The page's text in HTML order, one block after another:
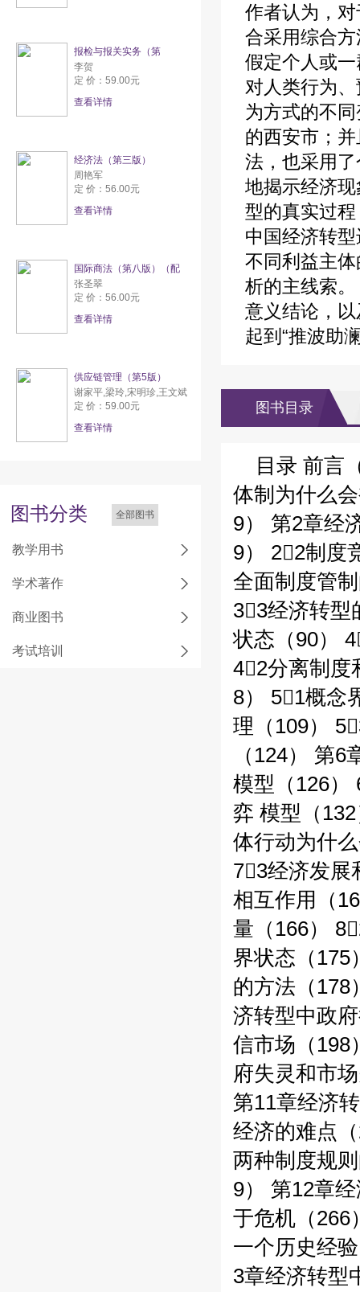
报检与报关实务（第
李贺
定 价：59.00元
查看详情
经济法（第三版）
周艳军
定 价：56.00元
查看详情
国际商法（第八版）（配
张圣翠
定 价：56.00元
查看详情
供应链管理（第5版）
谢家平,梁玲,宋明珍,王文斌
定 价：59.00元
查看详情
图书分类 全部图书
教学用书
学术著作
商业图书
考试培训
作者认为，
合采用综合
假定个人或
对人类行为
为方式的不
的西安市；
法，也采用
地揭示经济
型的真实过
中国经济转
不同利益主
析的主线索
意义结论，
起到“推波助
图书目录
目录 前言
体制为什么
9） 第2章经
9） 22制度
全面制度管
33经济转型
状态（90）
42分离制度
8） 51概念
理（109）
（124） 第
模型（126）
弈 模型（
体行动为什
73经济发展
相互作用（
量（166）
界状态（
的方法（178
济转型中政
信市场（198
府失灵和市
第11章经济
经济的难点
两种制度规
9） 第12章
于危机（266
一个历史经
3章经济转型